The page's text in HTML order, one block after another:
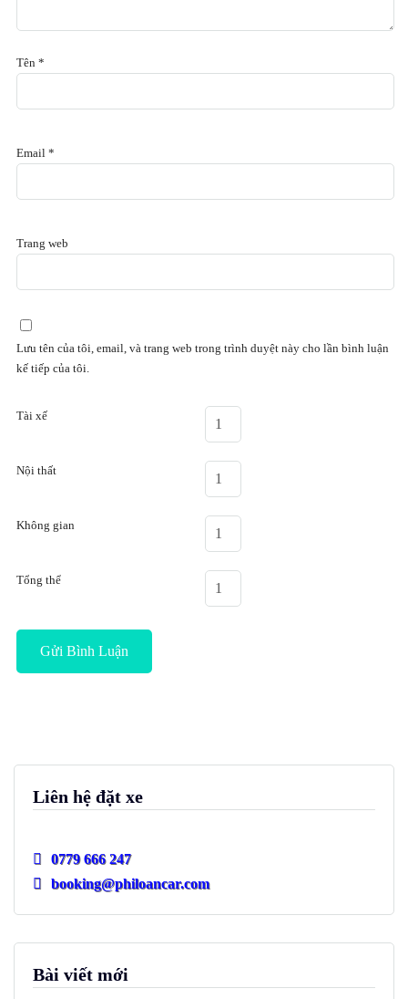
Tên *
Email *
Trang web
Lưu tên của tôi, email, và trang web trong trình duyệt này cho lần bình luận
kế tiếp của tôi.
Tài xế
Nội thất
Không gian
Tổng thể
Liên hệ đặt xe
0779 666 247
booking@philoancar.com
Bài viết mới